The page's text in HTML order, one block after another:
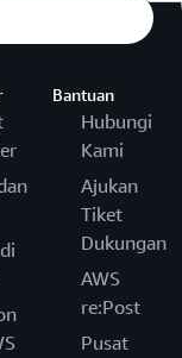
Bantuan
Hubungi
Kami
Ajukan
Tiket
Dukungan
AWS
re:Post
Pusat